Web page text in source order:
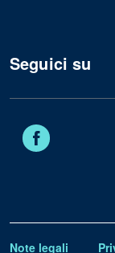
Seguici su
Note legali